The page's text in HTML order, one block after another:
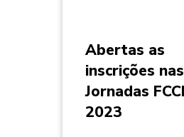
Abertas as
inscrições nas
Jornadas
2023